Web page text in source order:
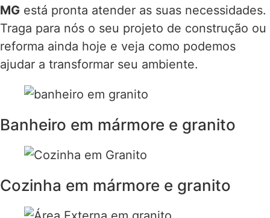
MG está pronta atender as suas necessidades.
Traga para nós o seu projeto de construção ou
reforma ainda hoje e veja como podemos
ajudar a transformar seu ambiente.
Banheiro em mármore e granito
Cozinha em mármore e granito